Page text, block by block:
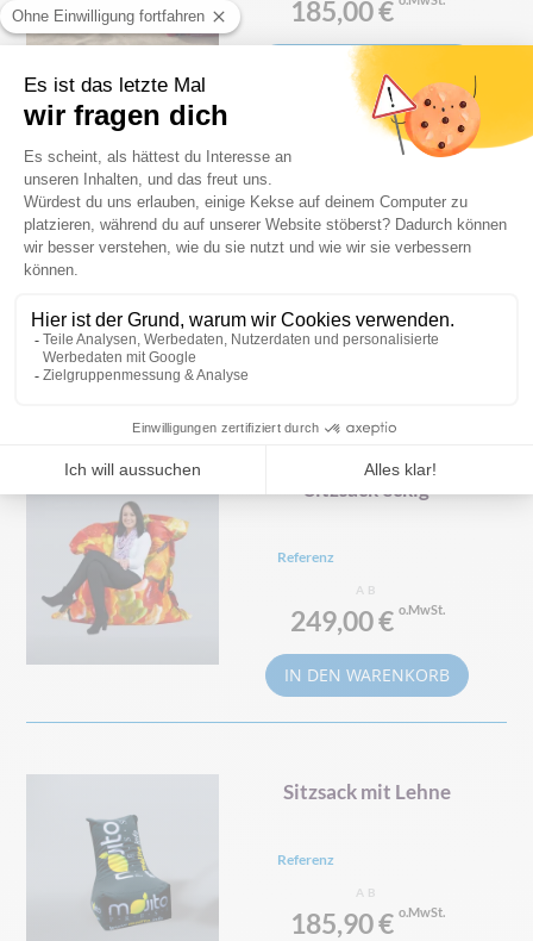
185,00 €
PRODUKT ANSEHEN
Referenzen
149,00 €
Sitzsack eckig
Referenz
AB
249,00 €
IN DEN WARENKORB
Sitzsack mit Lehne
Referenz
AB
185,90 €